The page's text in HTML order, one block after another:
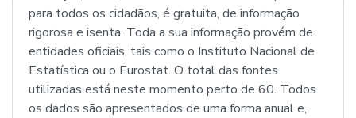
para todos os cidadãos, é gratuita, de informação
rigorosa e isenta. Toda a sua informação provém de
entidades oficiais, tais como o Instituto Nacional de
Estatística ou o Eurostat. O total das fontes
utilizadas está neste momento perto de 60. Todos
os dados são apresentados de uma forma anual e,